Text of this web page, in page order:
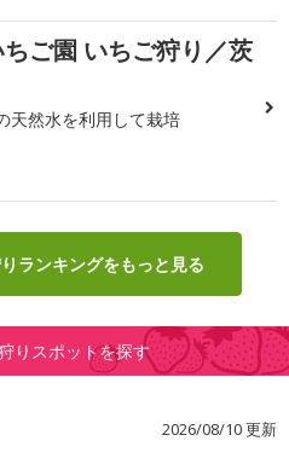
ご園 いちご狩り／茨
天然水を利用して栽培
ランキングをもっと見る
りスポットを探す
2026/08/10 更新